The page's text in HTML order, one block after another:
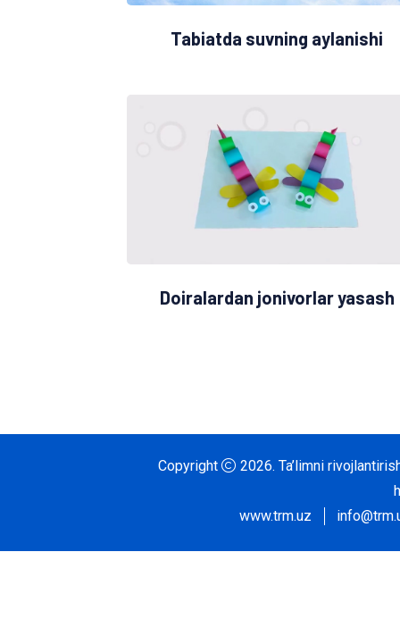
Tabiatda suvning aylanishi
Doiralardan jonivorlar yasash
Copyright 2026. Ta’limni
www.trm.uz